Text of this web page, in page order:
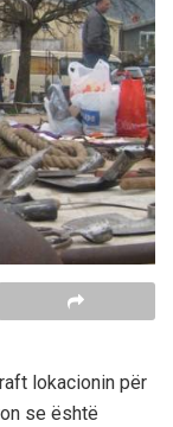
lokacionin për
se është